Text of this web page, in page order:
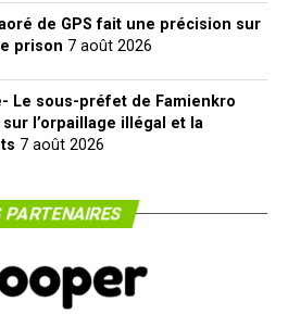
de GPS fait une précision sur
prison 7 août 2026
Le sous-préfet de Famienkro
l’orpaillage illégal et la
7 août 2026
PARTENAIRES